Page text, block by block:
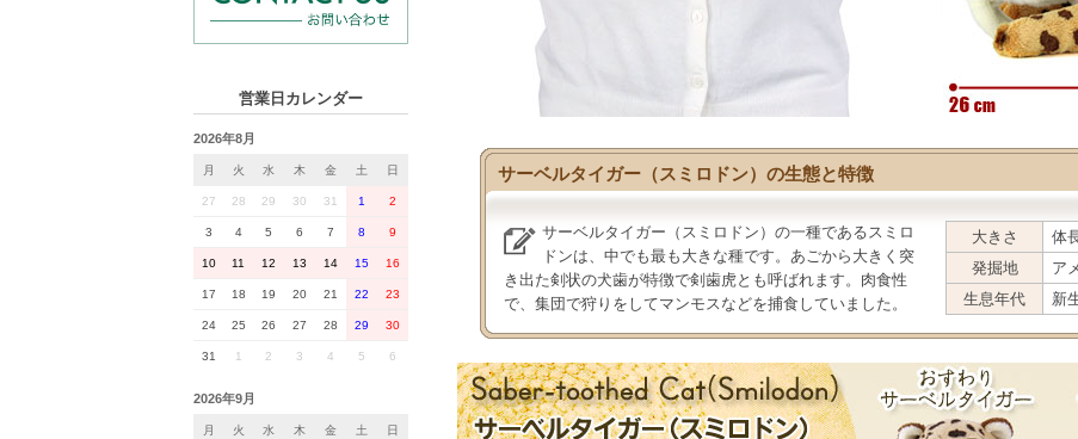
営業日カレンダー
2026年8月
月 火 水 木 金 土 日
27 28 29 30 31 1 2
3 4 5 6 7 8 9
10 11 12 13 14 15 16
17 18 19 20 21 22 23
24 25 26 27 28 29 30
31 1 2 3 4 5 6
2026年9月
月 火 水 木 金 土 日
サーベルタイガー（スミロドン）の生態と特徴
サーベルタイガー（スミロドン） の一種であるスミロ
ドンは、中でも最も大きな種です。あごから大きく突
き出た剣状の犬歯が特徴で剣歯虎とも呼ばれます。肉食性
で、集団で狩りをしてマンモスなどを捕食していました。
大きさ
体
発掘地
ア
生息年代
新